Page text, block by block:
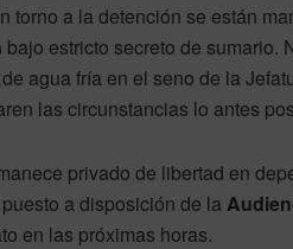
torno a la detención se están
bajo estricto secreto de
agua fría en el seno de la
las circunstancias lo antes
privado de libertad en
a disposición de la
en las próximas horas.